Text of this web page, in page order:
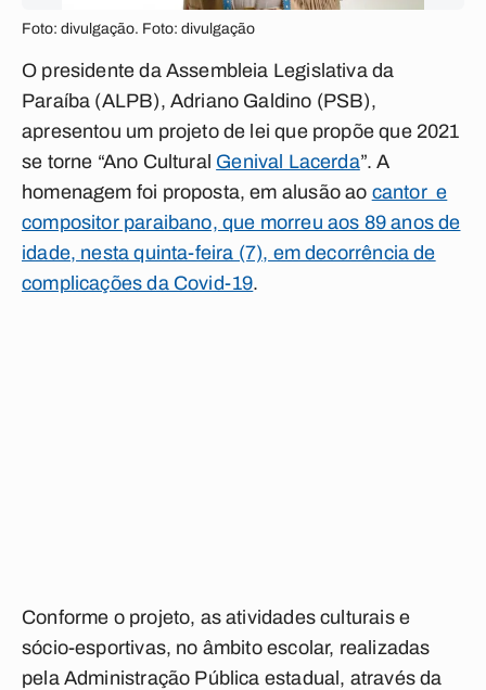
Foto: divulgação. Foto: divulgação
O presidente da Assembleia Legislativa da
Paraíba (ALPB), Adriano Galdino (PSB),
apresentou um projeto de lei que propõe que 2021
se torne “Ano Cultural Genival Lacerda”. A
homenagem foi proposta, em alusão ao cantor e
compositor paraibano, que morreu aos 89 anos de
idade, nesta quinta-feira (7), em decorrência de
complicações da Covid-19.
Conforme o projeto, as atividades culturais e
sócio-esportivas, no âmbito escolar, realizadas
pela Administração Pública estadual, através da